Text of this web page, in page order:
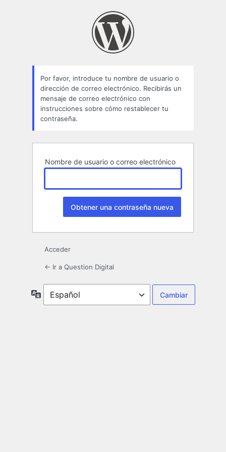
Por favor, introduce tu nombre de usuario o
dirección de correo electrónico. Recibirás un
mensaje de correo electrónico con
instrucciones sobre cómo restablecer tu
contraseña.
Nombre de usuario o correo electrónico
Acceder
← Ir a Question Digital
Idioma